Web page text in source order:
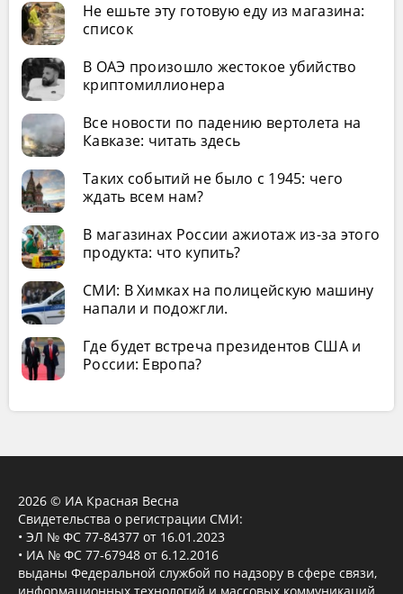
Не ешьте эту готовую еду из магазина:
список
В ОАЭ произошло жестокое убийство
криптомиллионера
Все новости по падению вертолета на
Кавказе: читать здесь
Таких событий не было с 1945: чего
ждать всем нам?
В магазинах России ажиотаж из-за этого
продукта: что купить?
СМИ: В Химках на полицейскую машину
напали и подожгли.
Где будет встреча президентов США и
России: Европа?
2026 © ИА Красная Весна
Свидетельства о регистрации СМИ:
• ЭЛ № ФС 77-84377 от 16.01.2023
• ИА № ФС 77-67948 от 6.12.2016
выданы Федеральной службой по надзору в сфере связи,